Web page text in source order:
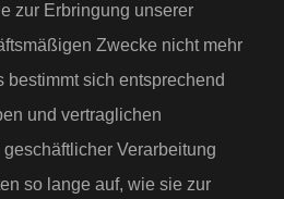
zur Erbringung unserer
Zwecke nicht mehr
bestimmt sich entsprechend
und vertraglichen
Verarbeitung
so lange auf, wie sie zur